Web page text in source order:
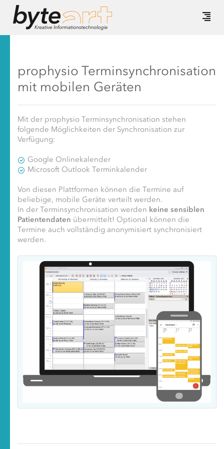
prophysio Terminsynchronisation
mit mobilen Geräten
Mit der prophysio Terminsynchronisation stehen
folgende Möglichkeiten der Synchronisation zur
Verfügung:
Google Onlinekalender
Microsoft Outlook Terminkalender
Von diesen Plattformen können die Termine auf
beliebige, mobile Geräte verteilt werden.
In der Terminsynchronisation werden keine sensiblen
Patientendaten übermittelt! Optional können die
Termine auch vollständig anonymisiert synchronisiert
werden.